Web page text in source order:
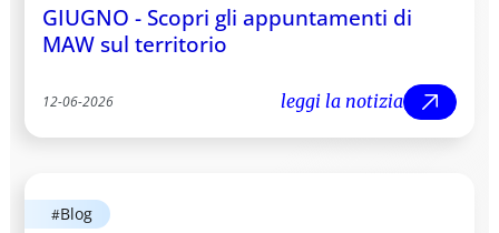
GIUGNO - Scopri gli appuntamenti di
MAW sul territorio
12-06-2026 leggi la notizia
#Blog